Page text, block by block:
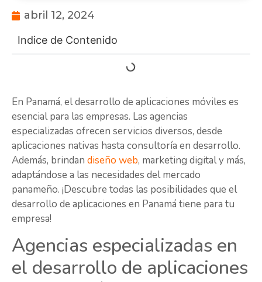
abril 12, 2024
Indice de Contenido
En Panamá, el desarrollo de aplicaciones móviles es
esencial para las empresas. Las agencias
especializadas ofrecen servicios diversos, desde
aplicaciones nativas hasta consultoría en desarrollo.
Además, brindan diseño web, marketing digital y más,
adaptándose a las necesidades del mercado
panameño. ¡Descubre todas las posibilidades que el
desarrollo de aplicaciones en Panamá tiene para tu
empresa!
Agencias especializadas en
el desarrollo de aplicaciones